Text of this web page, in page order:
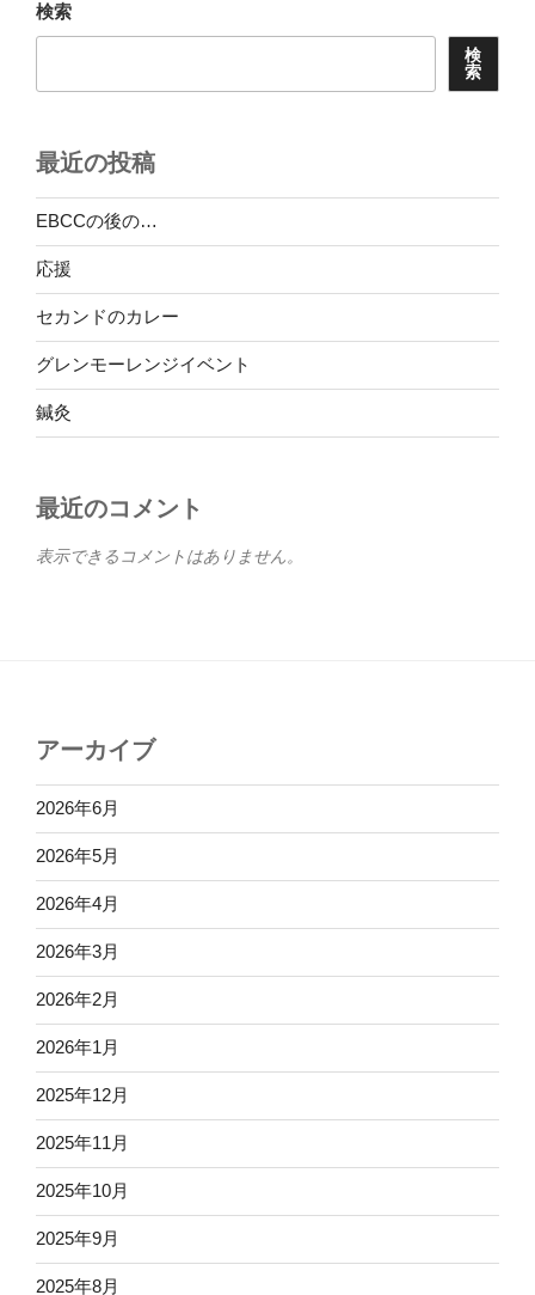
ン
検索
検
索
最近の投稿
EBCCの後の…
応援
セカンドのカレー
グレンモーレンジイベント
鍼灸
最近のコメント
表示できるコメントはありません。
アーカイブ
2026年6月
2026年5月
2026年4月
2026年3月
2026年2月
2026年1月
2025年12月
2025年11月
2025年10月
2025年9月
2025年8月